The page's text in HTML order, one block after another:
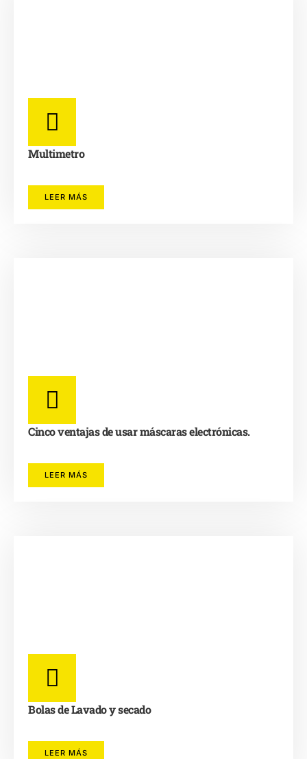
Multimetro
LEER MÁS
Cinco ventajas de usar máscaras electrónicas.
LEER MÁS
Bolas de Lavado y secado
LEER MÁS